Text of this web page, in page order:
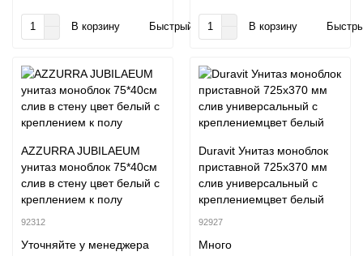
В корзину Быстрый заказ В корзину
AZZURRA JUBILAEUM
унитаз моноблок 75*40см
слив в стену цвет белый с
креплением к полу
92312
Уточняйте у менеджера
Duravit Унитаз моноблок
приставной 725х370 мм
слив универсальный с
креплениемцвет белый
92927
Много